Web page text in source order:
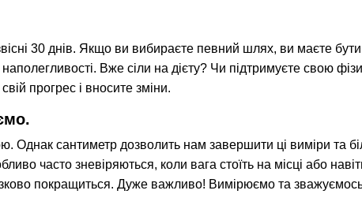
30 днів. Якщо ви вибираєте певний шлях, ви маєте
наполегливості. Вже сіли на дієту? Чи підтримуєте свою
прогрес і вносите зміни.
Однак сантиметр дозволить нам завершити ці виміри та
часто зневіряються, коли вага стоїть на місці або
покращиться. Дуже важливо! Вимірюємо та